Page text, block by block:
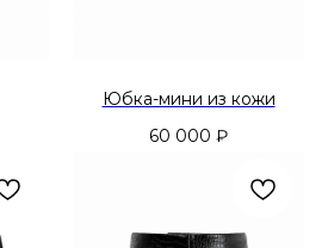
Юбка-мини из кожи
60 000 ₽